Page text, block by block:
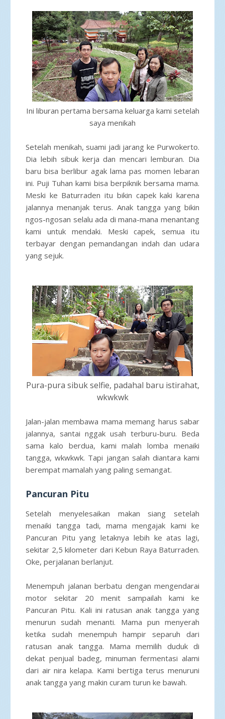
Ini liburan pertama bersama keluarga kami setelah
saya menikah
Setelah menikah, suami jadi jarang ke Purwokerto.
Dia lebih sibuk kerja dan mencari lemburan. Dia
baru bisa berlibur agak lama pas momen lebaran
ini. Puji Tuhan kami bisa berpiknik bersama mama.
Meski ke Baturraden itu bikin capek kaki karena
jalannya menanjak terus. Anak tangga yang bikin
ngos-ngosan selalu ada di mana-mana menantang
kami untuk mendaki. Meski capek, semua itu
terbayar dengan pemandangan indah dan udara
yang sejuk.
Pura-pura sibuk selfie, padahal baru istirahat,
wkwkwk
Jalan-jalan membawa mama memang harus sabar
jalannya, santai nggak usah terburu-buru. Beda
sama kalo berdua, kami malah lomba menaiki
tangga, wkwkwk. Tapi jangan salah diantara kami
berempat mamalah yang paling semangat.
Pancuran Pitu
Setelah menyelesaikan makan siang setelah
menaiki tangga tadi, mama mengajak kami ke
Pancuran Pitu yang letaknya lebih ke atas lagi,
sekitar 2,5 kilometer dari Kebun Raya Baturraden.
Oke, perjalanan berlanjut.
Menempuh jalanan berbatu dengan mengendarai
motor sekitar 20 menit sampailah kami ke
Pancuran Pitu. Kali ini ratusan anak tangga yang
menurun sudah menanti. Mama pun menyerah
ketika sudah menempuh hampir separuh dari
ratusan anak tangga. Mama memilih duduk di
dekat penjual badeg, minuman fermentasi alami
dari air nira kelapa. Kami bertiga terus menuruni
anak tangga yang makin curam turun ke bawah.